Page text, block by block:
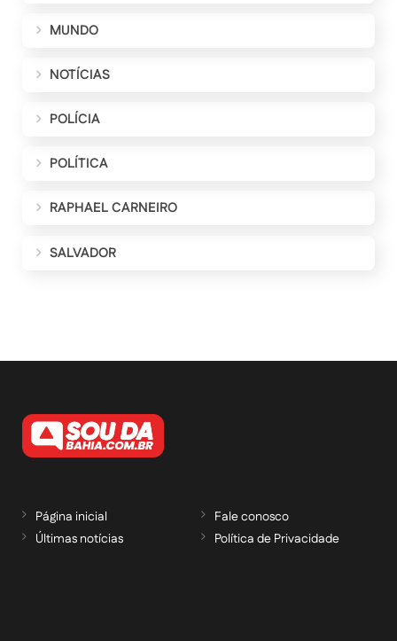
MUNDO
NOTÍCIAS
POLÍCIA
POLÍTICA
RAPHAEL CARNEIRO
SALVADOR
Página inicial
Últimas notícias
Fale conosco
Política de Privacidade